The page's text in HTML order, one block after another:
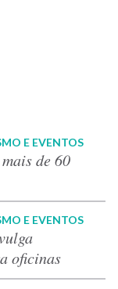
E EVENTOS
de 60
E EVENTOS
oficinas